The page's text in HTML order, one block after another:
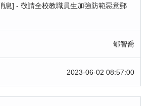
息] - 敬請全校教職員生加強防範惡意郵
郇智喬
2023-06-02 08:57:00